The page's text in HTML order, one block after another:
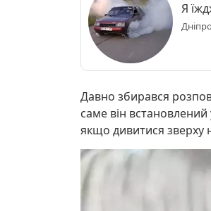
Я
Давно збирався
саме він
якщо дивитися зверху